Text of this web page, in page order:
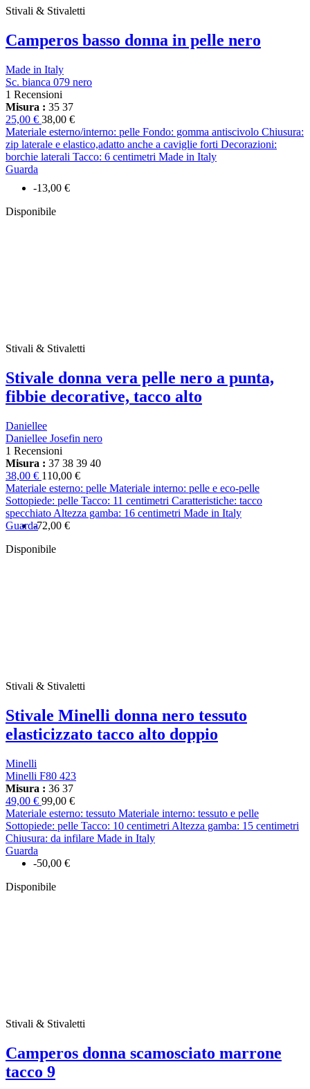
-13,00 €
Disponibile
Stivali & Stivaletti
Camperos basso donna in pelle nero
Made in Italy
Sc. bianca 079 nero
1 Recensioni
Misura : 35 37
25,00 € 38,00 €
Materiale esterno/interno: pelle Fondo: gomma antiscivolo Chiusura:
zip laterale e elastico,adatto anche a caviglie forti Decorazioni:
borchie laterali Tacco: 6 centimetri Made in Italy
Guarda
-72,00 €
Disponibile
Stivali & Stivaletti
Stivale donna vera pelle nero a punta,
fibbie decorative, tacco alto
Daniellee
Daniellee Josefin nero
1 Recensioni
Misura : 37 38 39 40
38,00 € 110,00 €
Materiale esterno: pelle Materiale interno: pelle e eco-pelle
Sottopiede: pelle Tacco: 11 centimetri Caratteristiche: tacco
specchiato Altezza gamba: 16 centimetri Made in Italy
Guarda
-50,00 €
Disponibile
Stivali & Stivaletti
Stivale Minelli donna nero tessuto
elasticizzato tacco alto doppio
Minelli
Minelli F80 423
Misura : 36 37
49,00 € 99,00 €
Materiale esterno: tessuto Materiale interno: tessuto e pelle
Sottopiede: pelle Tacco: 10 centimetri Altezza gamba: 15 centimetri
Chiusura: da infilare Made in Italy
Guarda
Stivali & Stivaletti
Camperos donna scamosciato marrone
tacco 9